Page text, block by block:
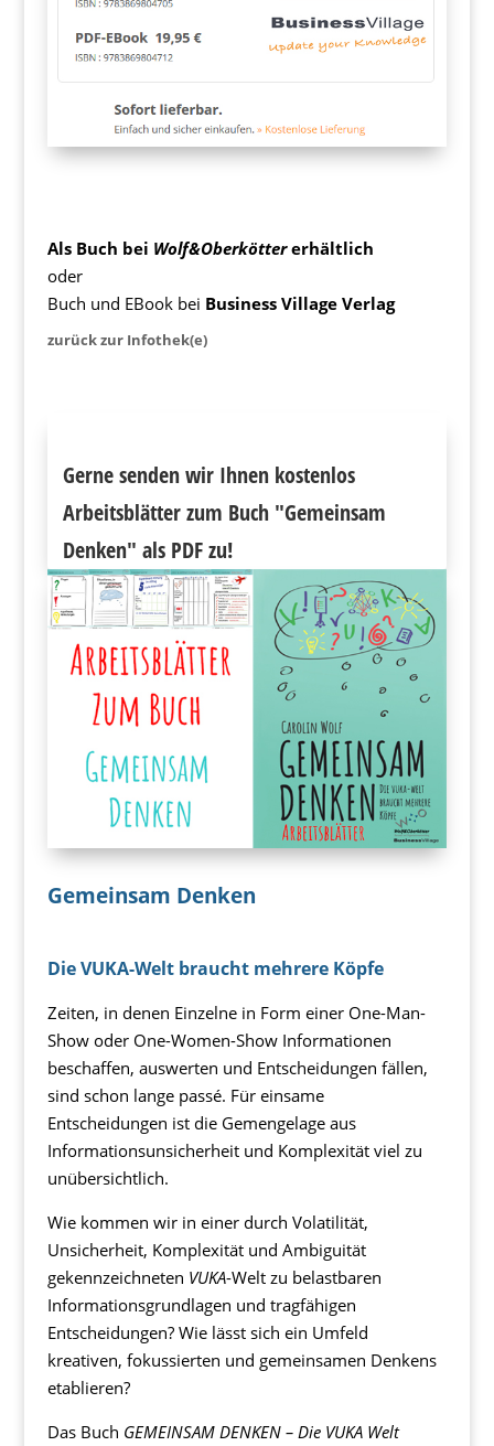
Als Buch bei Wolf&Oberköttererhältlich
oder
Buch und EBook bei Business Village Verlag
zurück zur Infothek(e)
Gerne senden wir Ihnen kostenlos
Arbeitsblätter zum Buch "Gemeinsam
Denken" als PDF zu!
Gemeinsam Denken
Die VUKA-Welt braucht mehrere Köpfe
Zeiten, in denen Einzelne in Form einer One-Man-
Show oder One-Women-Show Informationen
beschaffen, auswerten und Entscheidungen fällen,
sind schon lange passé. Für einsame
Entscheidungen ist die Gemengelage aus
Informationsunsicherheit und Komplexität viel zu
unübersichtlich.
Wie kommen wir in einer durch Volatilität,
Unsicherheit, Komplexität und Ambiguität
gekennzeichneten VUKA-Welt zu belastbaren
Informationsgrundlagen und tragfähigen
Entscheidungen? Wie lässt sich ein Umfeld
kreativen, fokussierten und gemeinsamen Denkens
etablieren?
Das Buch GEMEINSAM DENKEN – Die VUKA Welt